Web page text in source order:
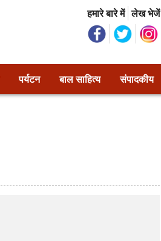
हमारे बारे में लेख भेजें
पर्यटन बाल साहित्य संपादकीय